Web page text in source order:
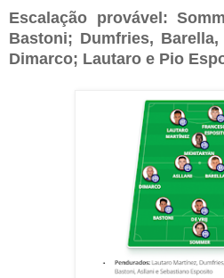
Escalação provável:
Bastoni; Dumfries,
Dimarco; Lautaro e Pio